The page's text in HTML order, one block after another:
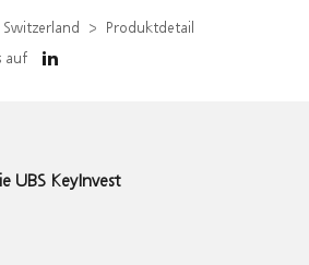
Switzerland
Produktdetail
auf
UBS KeyInvest